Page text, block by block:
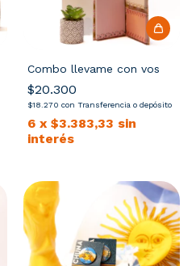
Combo llevame con vos
$20.300
$18.270 con Transferencia o depósito
6 x $3.383,33 sin
interés